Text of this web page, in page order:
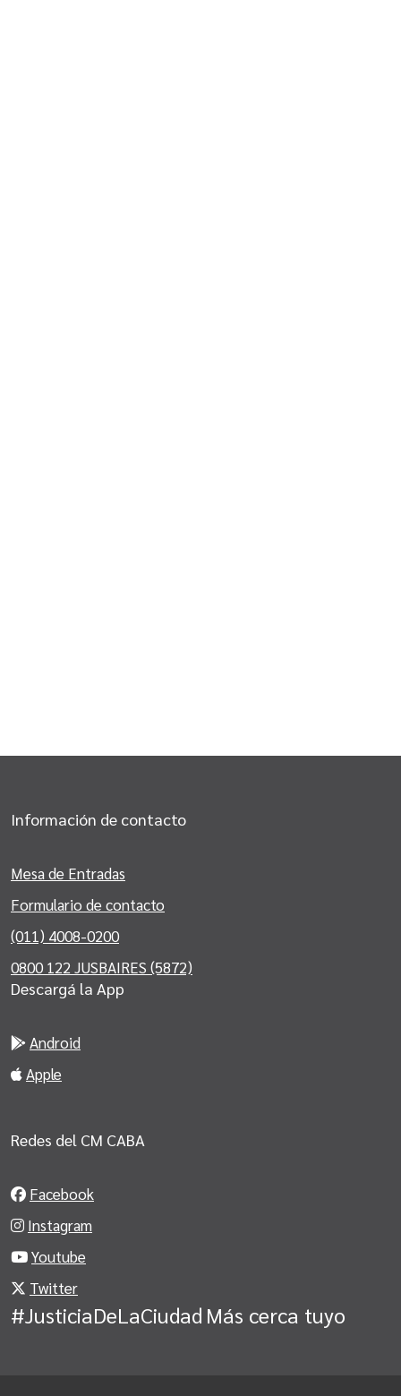
Información de contacto
Mesa de Entradas
Formulario de contacto
(011) 4008-0200
0800 122 JUSBAIRES (5872)
Descargá la App
Android
Apple
Redes del CM CABA
Facebook
Instagram
Youtube
Twitter
#JusticiaDeLaCiudad Más cerca tuyo